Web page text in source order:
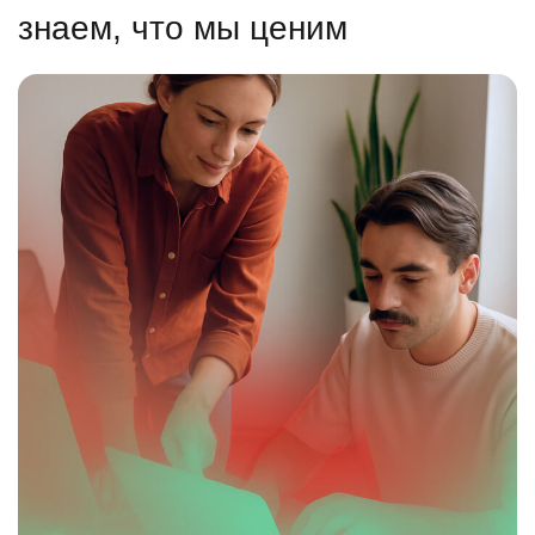
знаем, что мы ценим